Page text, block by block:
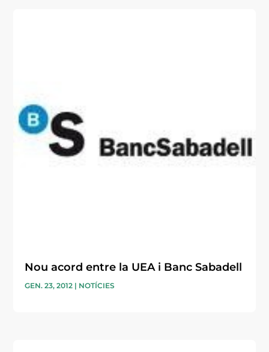
Nou acord entre la UEA i Banc Sabadell
GEN. 23, 2012 | NOTÍCIES